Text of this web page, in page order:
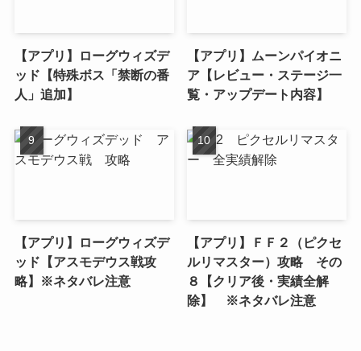
【アプリ】ローグウィズデ
ッド【特殊ボス「禁断の番
人」追加】
【アプリ】ムーンパイオニ
ア【レビュー・ステージ一
覧・アップデート内容】
【アプリ】ローグウィズデ
ッド【アスモデウス戦攻
略】※ネタバレ注意
【アプリ】ＦＦ２（ピクセ
ルリマスター）攻略 その
８【クリア後・実績全解
除】 ※ネタバレ注意